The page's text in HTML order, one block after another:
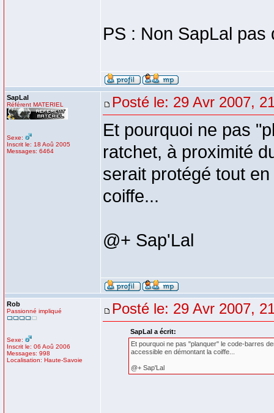
PS : Non SapLal
SapLal
Référent MATERIEL
Sexe:
Inscrit le: 18 Aoû 2005
Messages: 6464
Posté le: 29 Avr 2007,
Et pourquoi ne pas
ratchet, à proximité
serait protégé tout
coiffe...
@+ Sap'Lal
Rob
Passionné impliqué
Sexe:
Inscrit le: 06 Aoû 2006
Messages: 998
Localisation: Haute-Savoie
Posté le: 29 Avr 2007,
SapLal a écrit:
Et pourquoi ne pas "planquer" le code-barres
accessible en démontant la coiffe...
@+ Sap'Lal